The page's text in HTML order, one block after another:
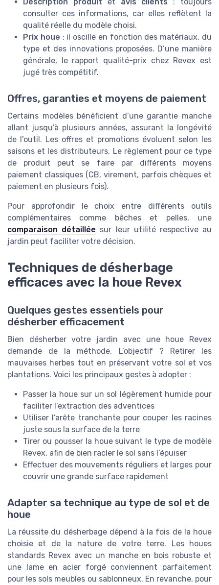
consulter ces informations, car elles reflètent la
qualité réelle du modèle choisi.
Prix houe : il oscille en fonction des matériaux, du
type et des innovations proposées. D’une manière
générale, le rapport qualité-prix chez Revex est
jugé très compétitif.
Offres, garanties et moyens de paiement
Certains modèles bénéficient d’une garantie manche
allant jusqu’à plusieurs années, assurant la longévité
de l’outil. Les offres et promotions évoluent selon les
saisons et les distributeurs. Le règlement pour ce type
de produit peut se faire par différents moyens
paiement classiques (CB, virement, parfois chèques et
paiement en plusieurs fois).
Pour approfondir le choix entre différents outils
complémentaires comme bêches et pelles, une
comparaison détaillée sur leur utilité respective au
jardin peut faciliter votre décision.
Techniques de désherbage
efficaces avec la houe Revex
Quelques gestes essentiels pour
désherber efficacement
Bien désherber votre jardin avec une houe Revex
demande de la méthode. L’objectif ? Retirer les
mauvaises herbes tout en préservant votre sol et vos
plantations. Voici les principaux gestes à adopter :
Passer la houe sur un sol légèrement humide pour
faciliter l’extraction des adventices
Utiliser l’arête tranchante pour couper les racines
juste sous la surface de la terre
Tirer ou pousser la houe suivant le type de modèle
Revex, afin de bien racler le sol sans l’épuiser
Effectuer des mouvements réguliers et larges pour
couvrir une grande surface rapidement
Adapter sa technique au type de sol et de
houe
La réussite du désherbage dépend à la fois de la houe
choisie et de la nature de votre terre. Les houes
standards Revex avec un manche en bois robuste et
une lame en acier forgé conviennent parfaitement
pour les sols meubles ou sablonneux. En revanche, pour